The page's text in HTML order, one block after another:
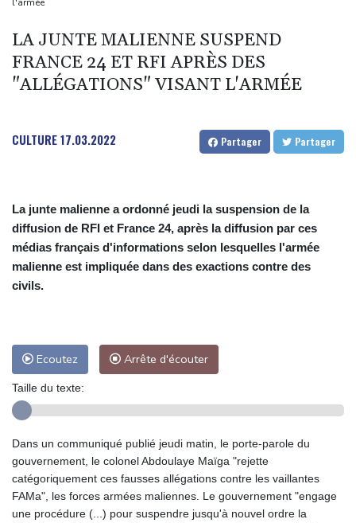
Présidentielle: la France "ne tolérera aucune tentative
d'ingérence étrangère", prévient le chef de la diplomatie
A New York, le souvenir d'un Tibétain en exil immolé par le feu
points
LA JUNTE MALIENNE SUSPEND
FRANCE 24 ET RFI APRÈS DES
"ALLÉGATIONS" VISANT L'ARMÉE
CULTURE17.03.2022 Partager Partager
La junte malienne a ordonné jeudi la suspension de la
diffusion de RFI et France 24, après la diffusion par ces
médias français d'informations selon lesquelles l'armée
malienne est impliquée dans des exactions contre des
civils.
Ecoutez Arrête d'écouter
Taille du texte:
Dans un communiqué publié jeudi matin, le porte-parole du
gouvernement, le colonel Abdoulaye Maïga "rejette
catégoriquement ces fausses allégations contre les vaillantes
FAMa", les forces armées maliennes. Le gouvernement "engage
une procédure (...) pour suspendre jusqu'à nouvel ordre la